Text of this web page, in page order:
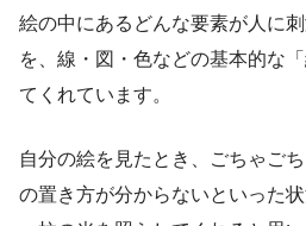
絵の中にあるどんな要素が人に
を、線・図・色などの基本的な
てくれています。
自分の絵を見たとき、ごちゃご
の置き方が分からないといった